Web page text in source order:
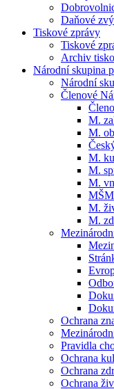
Daňové
Tiskové zprávy
Tiskové
Archiv
Národní skupina
Národní
Členové
M.
M.
M.
M.
M.
M.
M.
Ochrana
Pravidla
Ochrana
Ochrana
Ochrana